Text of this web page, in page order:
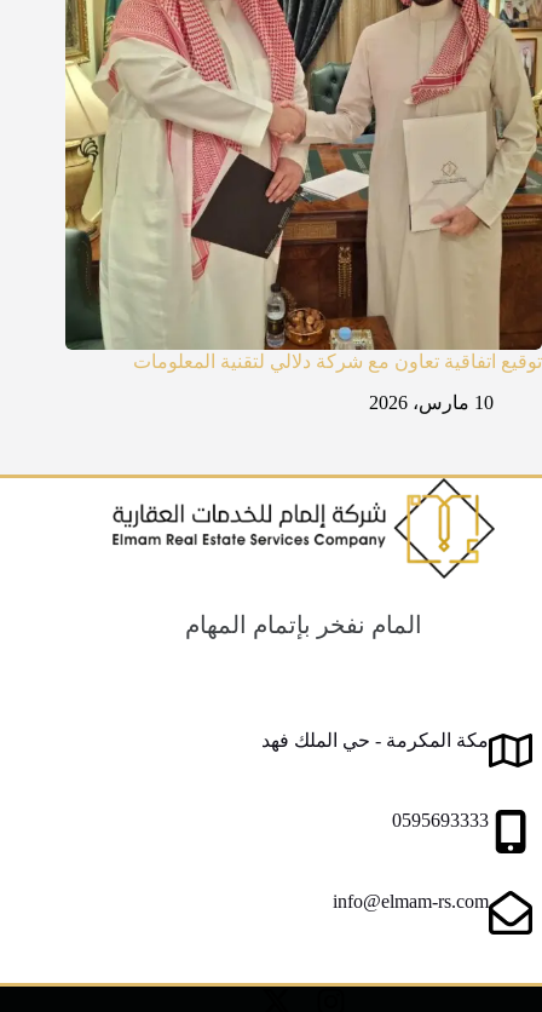
توقيع اتفاقية تعاون مع شركة دلالي لتقنية المعلومات
10 مارس، 2026
المام نفخر بإتمام المهام
مكة المكرمة - حي الملك فهد
0595693333
info@elmam-rs.com